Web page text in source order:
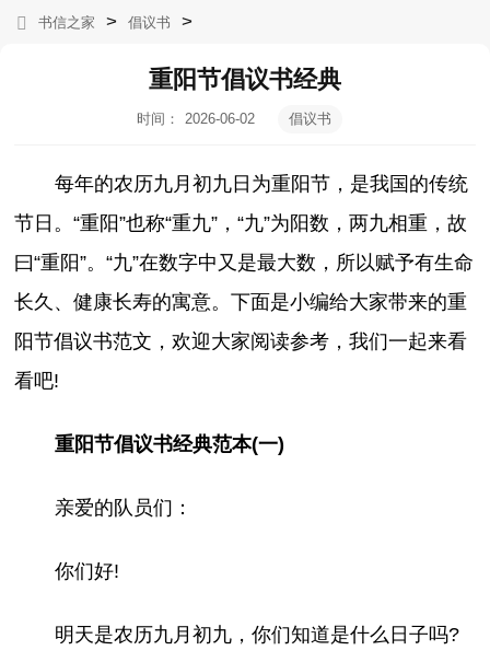
书信之家 > 倡议书 >
重阳节倡议书经典
时间：
2026-06-02
倡议书
每年的农历九月初九日为重阳节，是我国的传统
节日。“重阳”也称“重九”，“九”为阳数，两九相重，故
曰“重阳”。“九”在数字中又是最大数，所以赋予有生命
长久、健康长寿的寓意。下面是小编给大家带来的重
阳节倡议书范文，欢迎大家阅读参考，我们一起来看
看吧!
重阳节倡议书经典范本(一)
亲爱的队员们：
你们好!
明天是农历九月初九，你们知道是什么日子吗?